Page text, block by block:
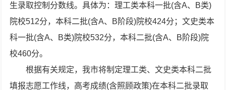
生录取控制分数线。具体为：理工类本科一批(含A、B类)
院校512分，本科二批(含A、B阶段)院校424分；文史类本
科一批(含A、B类)院校532分，本科二批(含A、B阶段)院
校460分。
根据有关规定，我市将制定理工类、文史类本科二批
填报志愿工作线，高考成绩(含照顾政策)在本科二批录取